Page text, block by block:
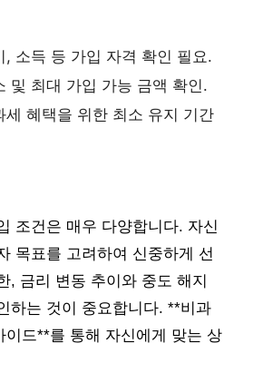
, 소득 등 가입 자격 확인 필요.
및 최대 가입 가능 금액 확인.
세 혜택을 위한 최소 유지 기간
조건은 매우 다양합니다. 자신
목표를 고려하여 신중하게 선
, 금리 변동 추이와 중도 해지
하는 것이 중요합니다. **비과
이드**를 통해 자신에게 맞는 상